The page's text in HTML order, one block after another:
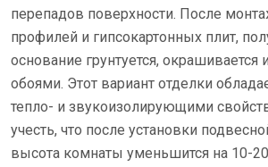
перепадов поверхности. После
профилей и гипсокартонных плит,
основание грунтуется, окрашивается
обоями. Этот вариант отделки
тепло- и звукоизолирующими
учесть, что после установки
высота комнаты уменьшится на 10-